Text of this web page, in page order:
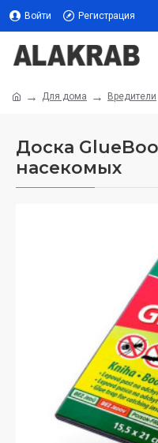
Войти Регистрация
Для дома Вредители
Доска
насекомых